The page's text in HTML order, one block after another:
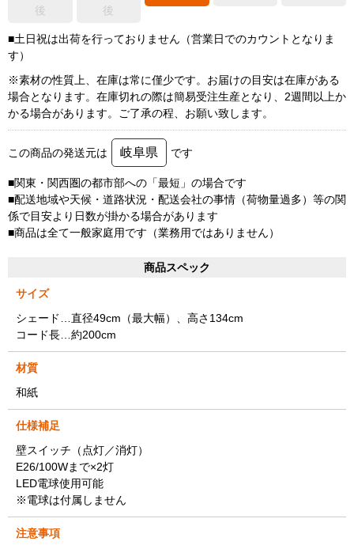
後 後
■土日祝は出荷を行っておりません（営業日でのカウントとなりま
す）
※素材の性質上、在庫は常に僅少です。お届けの目安は在庫がある
場合となります。在庫切れの際は簡易受注生産となり、2週間以上か
かる場合があります。ご了承の程、お願い致します。
この商品の発送元は 岐阜県 です
■関東・関西圏の都市部への「最短」の場合です
■配送地域や天候・道路状況・配送会社の事情（荷物量過多）等の関
係で目安より日数が掛かる場合があります
■商品は全て一般家庭用です（業務用ではありません）
商品スペック
サイズ
シェード…直径49cm（最大幅）、高さ134cm
コード長…約200cm
材質
和紙
仕様補足
壁スイッチ（点灯／消灯）
E26/100Wまで×2灯
LED電球使用可能
※電球は付属しません
注意事項